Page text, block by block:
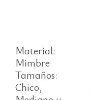
Material:
Mimbre
Tamaños:
Chico,